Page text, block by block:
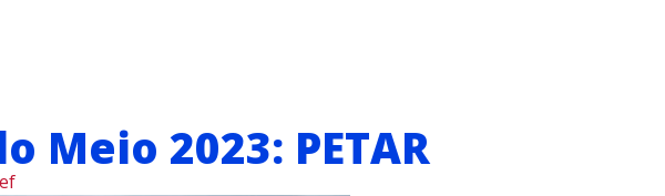
Meio 2023: PETAR